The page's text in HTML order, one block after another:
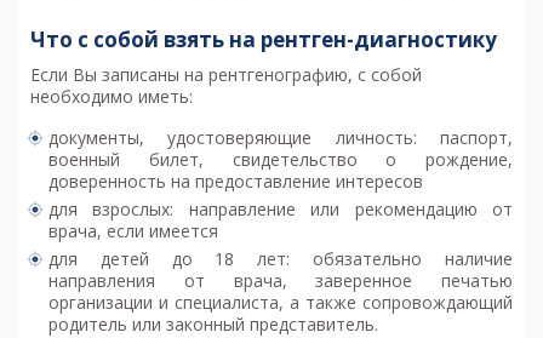
Что с собой взять на рентген-диагностику
Если Вы записаны на рентгенографию, с собой
необходимо иметь:
документы, удостоверяющие личность: паспорт,
военный билет, свидетельство о рождение,
доверенность на предоставление интересов
для взрослых: направление или рекомендацию от
врача, если имеется
для детей до 18 лет: обязательно наличие
направления от врача, заверенное печатью
организации и специалиста, а также сопровождающий
родитель или законный представитель.